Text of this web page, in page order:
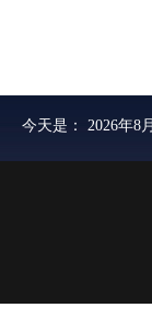
今天是： 2026年8